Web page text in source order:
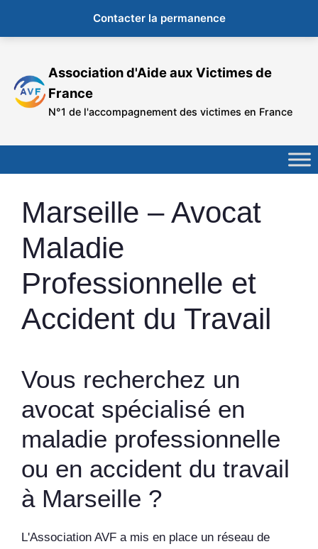
contenu
Contacter la permanence
Association d'Aide aux Victimes de
France
N°1 de l'accompagnement des victimes en France
Marseille – Avocat
Maladie
Professionnelle et
Accident du Travail
Vous recherchez un
avocat spécialisé en
maladie professionnelle
ou en accident du travail
à Marseille ?
L'Association AVF a mis en place un réseau de